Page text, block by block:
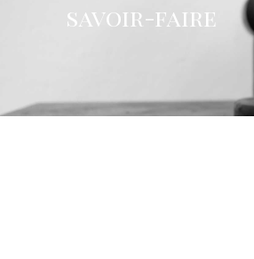
savoir-faire